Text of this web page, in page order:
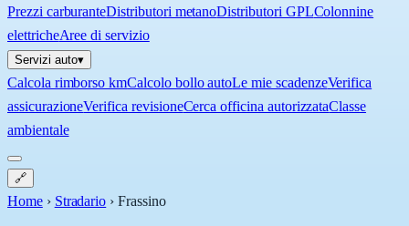
Prezzi carburanteDistributori metanoDistributori GPLColonnine
elettricheAree di servizio
Servizi auto▾
Calcola rimborso kmCalcolo bollo autoLe mie scadenzeVerifica
assicurazioneVerifica revisioneCerca officina autorizzataClasse
ambientale
🔗
Home › Stradario ›Frassino